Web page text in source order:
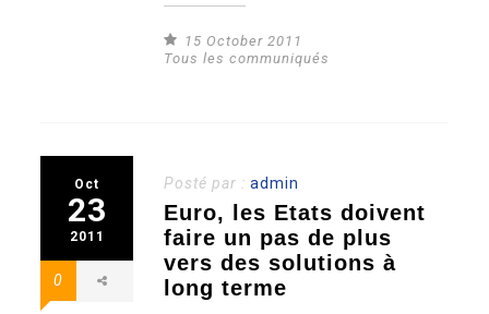
15 October 2011
Tous les communiqués
Oct
23
2011
0
Posté par :admin
Euro, les Etats doivent
faire un pas de plus
vers des solutions à
long terme